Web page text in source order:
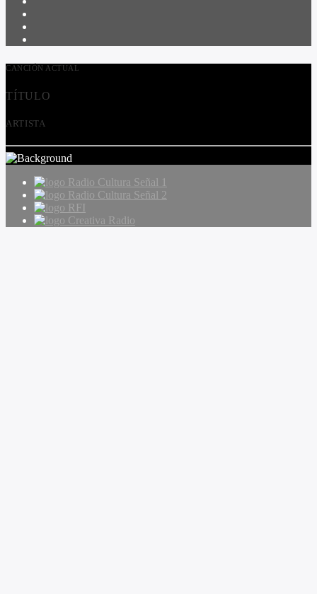
CANCIÓN ACTUAL
TÍTULO
ARTISTA
Radio Cultura Señal 1
Radio Cultura Señal 2
RFI
Creativa Radio